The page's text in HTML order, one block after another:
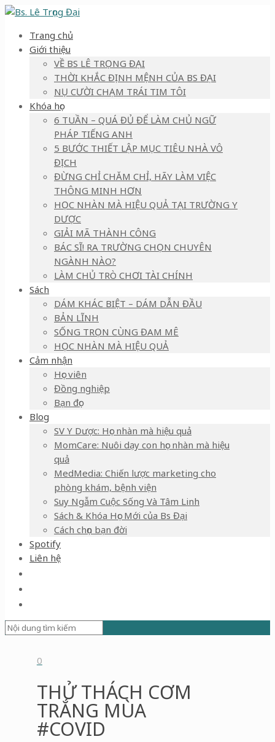
Trang chủ
Giới thiệu
VỀ BS LÊ TRỌNG ĐẠI
THỜI KHẮC ĐỊNH MỆNH CỦA BS ĐẠI
NỤ CƯỜI CHẠM TRÁI TIM TÔI
Khóa học
6 TUẦN – QUÁ ĐỦ ĐỂ LÀM CHỦ NGỮ
PHÁP TIẾNG ANH
5 BƯỚC THIẾT LẬP MỤC TIÊU NHÀ VÔ
ĐỊCH
ĐỪNG CHỈ CHĂM CHỈ, HÃY LÀM VIỆC
THÔNG MINH HƠN
HỌC NHÀN MÀ HIỆU QUẢ TẠI TRƯỜNG Y
DƯỢC
GIẢI MÃ THÀNH CÔNG
BÁC SĨ! RA TRƯỜNG CHỌN CHUYÊN
NGÀNH NÀO?
LÀM CHỦ TRÒ CHƠI TÀI CHÍNH
Sách
DÁM KHÁC BIỆT – DÁM DẪN ĐẦU
BẢN LĨNH
SỐNG TRỌN CÙNG ĐAM MÊ
HỌC NHÀN MÀ HIỆU QUẢ
Cảm nhận
Học viên
Đồng nghiệp
Bạn đọc
Blog
SV Y Dược: Học nhàn mà hiệu quả
MomCare: Nuôi dạy con học nhàn mà hiệu
quả
MedMedia: Chiến lược marketing cho
phòng khám, bệnh viện
Suy Ngẫm Cuộc Sống Và Tâm Linh
Sách & Khóa Học Mới của Bs Đại
Cách chọn bạn đời
Spotify
Liên hệ
0
THỬ THÁCH CƠM
TRẮNG MÙA
#COVID